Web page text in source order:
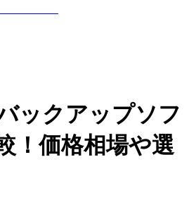
ックアップソフ
！価格相場や選